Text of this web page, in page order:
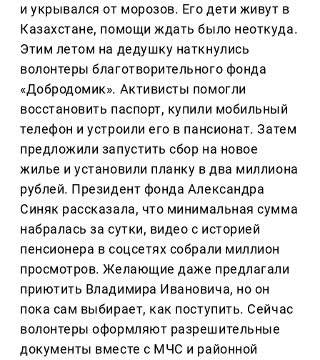
и укрывался от морозов. Его дети живут в
Казахстане, помощи ждать было неоткуда.
Этим летом на дедушку наткнулись
волонтеры благотворительного фонда
«Добродомик». Активисты помогли
восстановить паспорт, купили мобильный
телефон и устроили его в пансионат. Затем
предложили запустить сбор на новое
жилье и установили планку в два миллиона
рублей. Президент фонда Александра
Синяк рассказала, что минимальная сумма
набралась за сутки, видео с историей
пенсионера в соцсетях собрали миллион
просмотров. Желающие даже предлагали
приютить Владимира Ивановича, но он
пока сам выбирает, как поступить. Сейчас
волонтеры оформляют разрешительные
документы вместе с МЧС и районной